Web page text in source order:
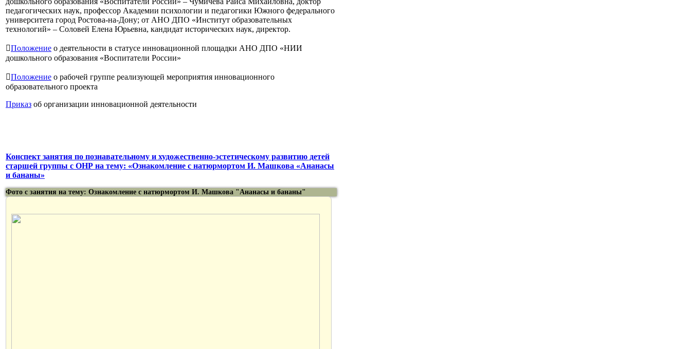
педагогических наук, профессор Академии психологии и педагогики Южного федерального
университета город Ростова-на-Дону; от АНО ДПО «Институт образовательных
технологий» – Соловей Елена Юрьевна, кандидат исторических наук, директор.
Положение о деятельности в статусе инновационной площадки АНО ДПО «НИИ
дошкольного образования «Воспитатели России»
Положение о рабочей группе реализующей мероприятия инновационного
образовательного проекта
Приказ об организации инновационной деятельности
Конспект занятия по познавательному и художественно-эстетическому развитию детей
старшей группы с ОНР на тему: «Ознакомление с натюрмортом И. Машкова «Ананасы
и бананы»
Фото с занятия на тему: Ознакомление с натюрмортом И. Машкова "Ананасы и бананы"